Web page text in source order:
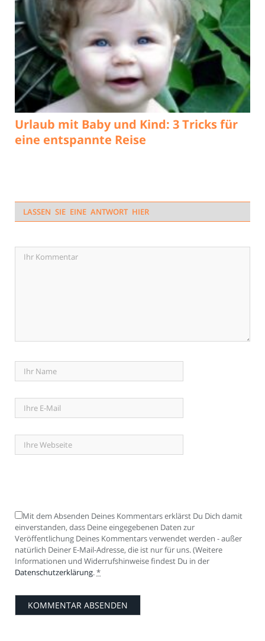
Urlaub mit Baby und Kind: 3 Tricks für
eine entspannte Reise
LASSEN SIE EINE ANTWORT HIER
Mit dem Absenden Deines Kommentars erklärst Du Dich damit
einverstanden, dass Deine eingegebenen Daten zur
Veröffentlichung Deines Kommentars verwendet werden - außer
natürlich Deiner E-Mail-Adresse, die ist nur für uns. (Weitere
Informationen und Widerrufshinweise findest Du in der
Datenschutzerklärung.*